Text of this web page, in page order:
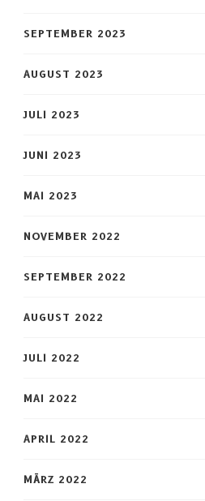
SEPTEMBER 2023
AUGUST 2023
JULI 2023
JUNI 2023
MAI 2023
NOVEMBER 2022
SEPTEMBER 2022
AUGUST 2022
JULI 2022
MAI 2022
APRIL 2022
MÄRZ 2022